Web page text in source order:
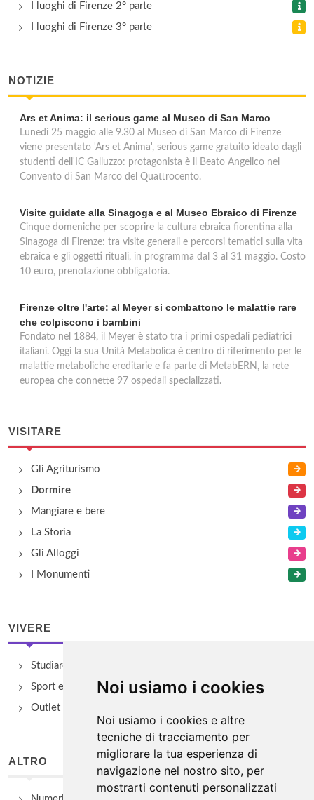
Noi usiamo i cookies
Noi usiamo i cookies e altre
tecniche di tracciamento per
migliorare la tua esperienza di
navigazione nel nostro sito, per
mostrarti contenuti personalizzati
I luoghi di Firenze 2° parte
I luoghi di Firenze 3° parte
NOTIZIE
Ars et Anima: il serious game al Museo di San Marco
Lunedì 25 maggio alle 9.30 al Museo di San Marco di Firenze
viene presentato 'Ars et Anima', serious game gratuito ideato dagli
studenti dell'IC Galluzzo: protagonista è il Beato Angelico nel
Convento di San Marco del Quattrocento.
Visite guidate alla Sinagoga e al Museo Ebraico di Firenze
Cinque domeniche per scoprire la cultura ebraica fiorentina alla
Sinagoga di Firenze: tra visite generali e percorsi tematici sulla vita
ebraica e gli oggetti rituali, in programma dal 3 al 31 maggio. Costo
10 euro, prenotazione obbligatoria.
Firenze oltre l'arte: al Meyer si combattono le malattie rare
che colpiscono i bambini
Fondato nel 1884, il Meyer è stato tra i primi ospedali pediatrici
italiani. Oggi la sua Unità Metabolica è centro di riferimento per le
malattie metaboliche ereditarie e fa parte di MetabERN, la rete
europea che connette 97 ospedali specializzati.
VISITARE
Gli Agriturismo
Dormire
Mangiare e bere
La Storia
Gli Alloggi
I Monumenti
VIVERE
Studiare
Sport e Benessere
Outlet e spacci aziendali
ALTRO